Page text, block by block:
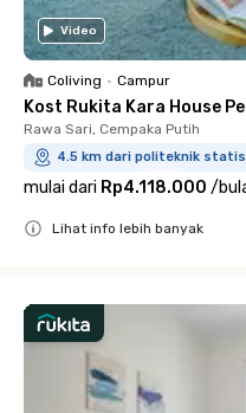
Video
Coliving • Campur
Kost Rukita Kara House
Rawa Sari, Cempaka Putih
4.5 km dari politeknik
mulai dari Rp4.118.000 /
Lihat info lebih banyak